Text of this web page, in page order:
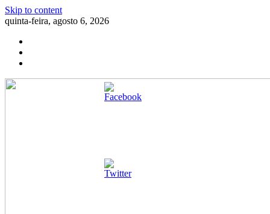
Skip to content
quinta-feira, agosto 6, 2026